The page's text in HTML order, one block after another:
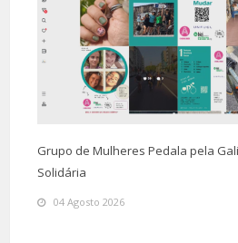
Grupo de Mulheres Pedala pela
Solidária
04 Agosto 2026